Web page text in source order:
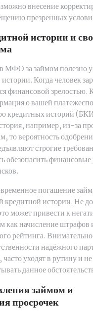
внесение
презренных
истории и
МФО за займом полезно
Когда человек
финансовой зрелостью.
о вашей
кредитных историй
например, из-за
то вероятность
строгие
обезопасить финансовые
погашение
кредитной истории. Не
может привести к
как начисление штрафов
рейтинга.
надёжного
уходят в рутину и
данное
займом и
просрочек